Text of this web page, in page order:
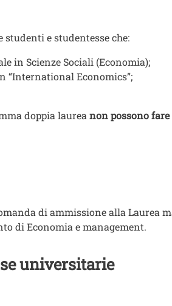
e studentesse che:
in Scienze Sociali (Economia);
“International Economics”;
doppia laurea non possono
di ammissione alla Laurea
di Economia e management.
universitarie